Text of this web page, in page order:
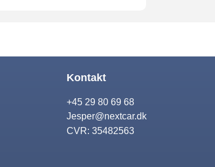
Kontakt
+45 29 80 69 68
Jesper@nextcar.dk
CVR: 35482563